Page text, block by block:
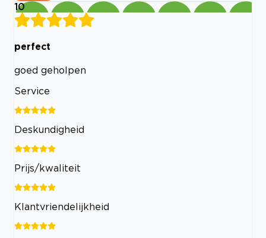
10
perfect
goed geholpen
Service
Deskundigheid
Prijs/kwaliteit
Klantvriendelijkheid